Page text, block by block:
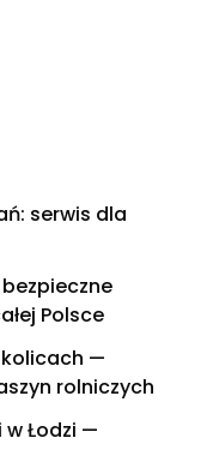
serwis dla
Polsce
—
rolniczych
Łodzi —